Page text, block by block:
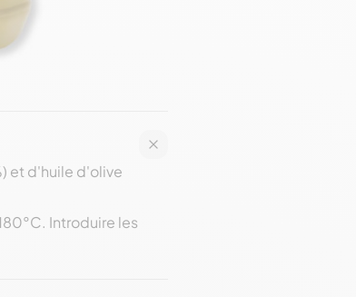
et d'huile d'olive
Introduire les